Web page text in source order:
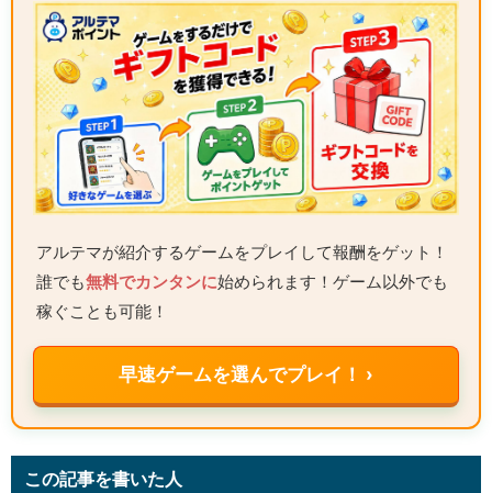
アルテマが紹介するゲームをプレイして報酬をゲット！
誰でも無料でカンタンに始められます！ゲーム以外でも
稼ぐことも可能！
早速ゲームを選んでプレイ！ ›
この記事を書いた人